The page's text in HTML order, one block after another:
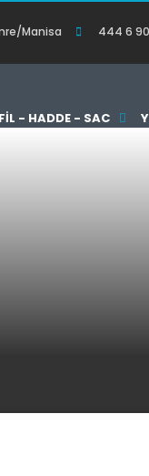
Manisa 444 6
- HADDE - SAC